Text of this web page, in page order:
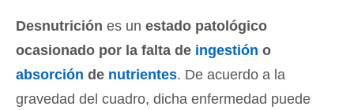
Desnutrición es un estado patológico
ocasionado por la falta de ingestión o
absorción de nutrientes. De acuerdo a la
gravedad del cuadro, dicha enfermedad puede